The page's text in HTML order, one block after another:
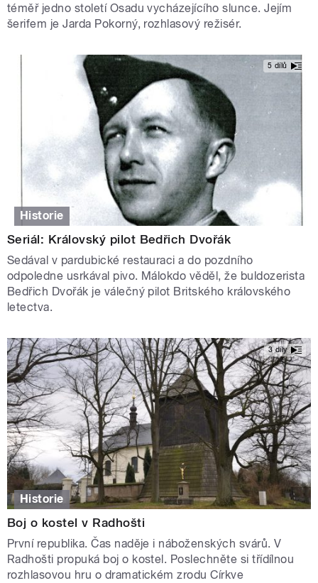
téměř jedno století Osadu vycházejícího slunce. Jejím
šerifem je Jarda Pokorný, rozhlasový režisér.
5 dílů
Historie
Seriál: Královský pilot Bedřich Dvořák
Sedával v pardubické restauraci a do pozdního
odpoledne usrkával pivo. Málokdo věděl, že buldozerista
Bedřich Dvořák je válečný pilot Britského královského
letectva.
3 díly
Historie
Boj o kostel v Radhošti
První republika. Čas naděje i náboženských svárů. V
Radhošti propuká boj o kostel. Poslechněte si třídílnou
rozhlasovou hru o dramatickém zrodu Církve